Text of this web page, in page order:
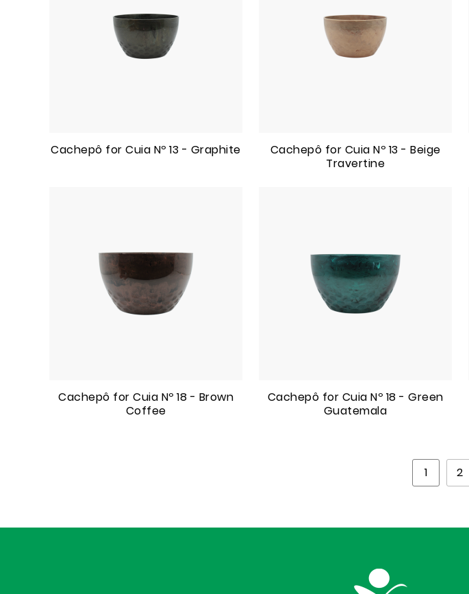
Cachepô for Cuia Nº 13 - Graphite
Cachepô for Cuia Nº 13 - Beige
Travertine
Cachepô for Cuia Nº 18 - Brown
Coffee
Cachepô for Cuia Nº 18 - Green
Guatemala
1 2